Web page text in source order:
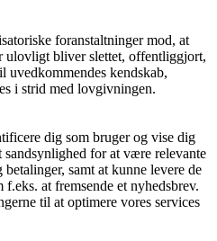
foranstaltninger mod, at
ulovligt bliver slettet, offentliggjort,
uvedkommendes kendskab,
i strid med lovgivningen.
dig som bruger og vise dig
sandsynlighed for at være relevante
samt at kunne levere de
at fremsende et nyhedsbrev.
til at optimere vores services